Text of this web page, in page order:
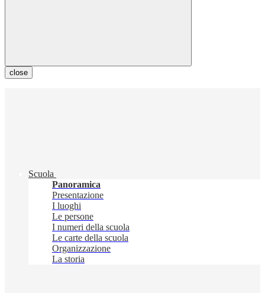
close
Scuola
Panoramica
Presentazione
I luoghi
Le persone
I numeri della scuola
Le carte della scuola
Organizzazione
La storia